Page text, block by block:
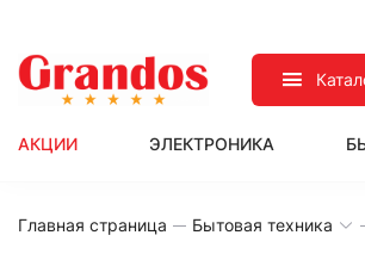
АКЦИИ ЭЛЕКТРОНИКА
Главная страница Бытовая техника